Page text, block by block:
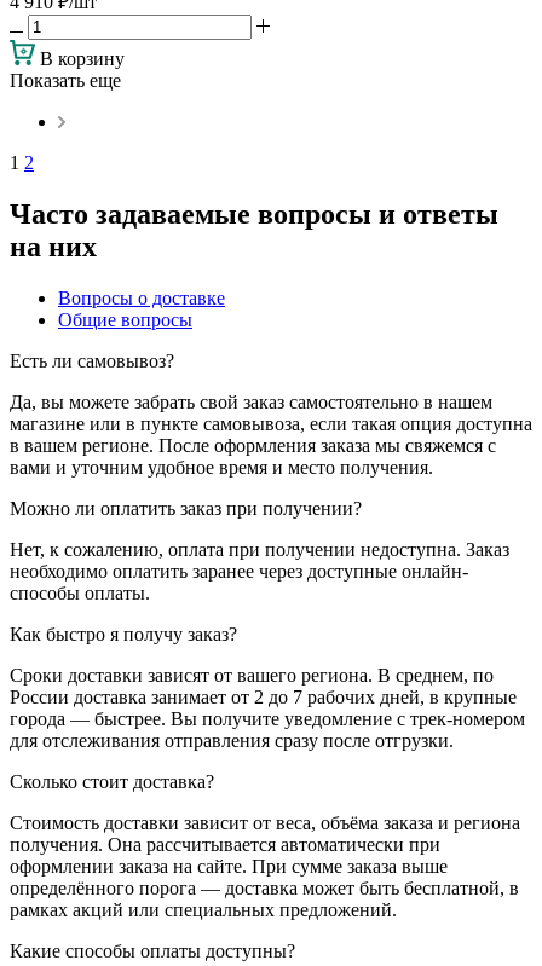
В корзину
Показать еще
1 2
Часто задаваемые вопросы и ответы
на них
Вопросы о доставке
Общие вопросы
Есть ли самовывоз?
Да, вы можете забрать свой заказ самостоятельно в нашем
магазине или в пункте самовывоза, если такая опция доступна
в вашем регионе. После оформления заказа мы свяжемся с
вами и уточним удобное время и место получения.
Можно ли оплатить заказ при получении?
Нет, к сожалению, оплата при получении недоступна. Заказ
необходимо оплатить заранее через доступные онлайн-
способы оплаты.
Как быстро я получу заказ?
Сроки доставки зависят от вашего региона. В среднем, по
России доставка занимает от 2 до 7 рабочих дней, в крупные
города — быстрее. Вы получите уведомление с трек-номером
для отслеживания отправления сразу после отгрузки.
Сколько стоит доставка?
Стоимость доставки зависит от веса, объёма заказа и региона
получения. Она рассчитывается автоматически при
оформлении заказа на сайте. При сумме заказа выше
определённого порога — доставка может быть бесплатной, в
рамках акций или специальных предложений.
Какие способы оплаты доступны?